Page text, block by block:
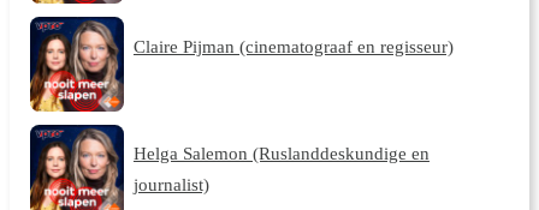
Claire Pijman (cinematograaf en regisseur)
Helga Salemon (Ruslanddeskundige en
journalist)